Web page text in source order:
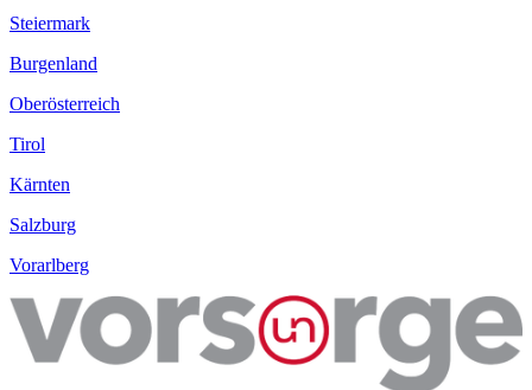
Steiermark
Burgenland
Oberösterreich
Tirol
Kärnten
Salzburg
Vorarlberg